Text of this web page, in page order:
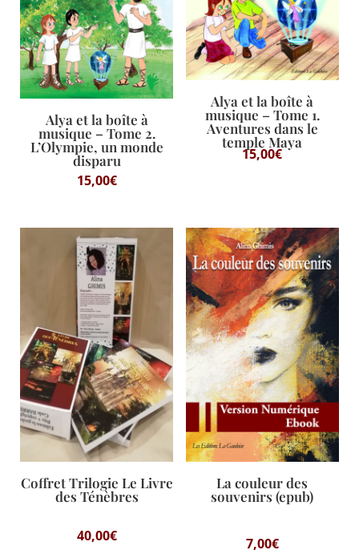
Alya et la boîte à
musique – Tome 2.
L’Olympie, un monde
disparu
15,00€
Alya et la boîte à
musique – Tome 1.
Aventures dans le
temple Maya
15,00€
Coffret Trilogie Le Livre
des Ténèbres
40,00€
La couleur des
souvenirs (epub)
7,00€